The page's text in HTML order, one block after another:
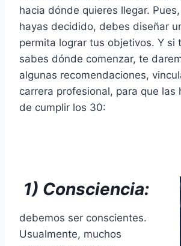
hacia dónde quieres llegar.
hayas decidido, debes diseñar
permita lograr tus objetivos. Y si
sabes dónde comenzar, te
algunas recomendaciones,
carrera profesional, para que las
de cumplir los 30:
1) Consciencia:
debemos ser conscientes.
Usualmente, muchos